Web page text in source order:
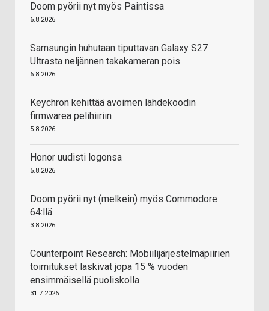
Doom pyörii nyt myös Paintissa
6.8.2026
Samsungin huhutaan tiputtavan Galaxy S27
Ultrasta neljännen takakameran pois
6.8.2026
Keychron kehittää avoimen lähdekoodin
firmwarea pelihiiriin
5.8.2026
Honor uudisti logonsa
5.8.2026
Doom pyörii nyt (melkein) myös Commodore
64:llä
3.8.2026
Counterpoint Research: Mobiilijärjestelmäpiirien
toimitukset laskivat jopa 15 % vuoden
ensimmäisellä puoliskolla
31.7.2026